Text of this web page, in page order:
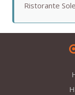
Ristorante